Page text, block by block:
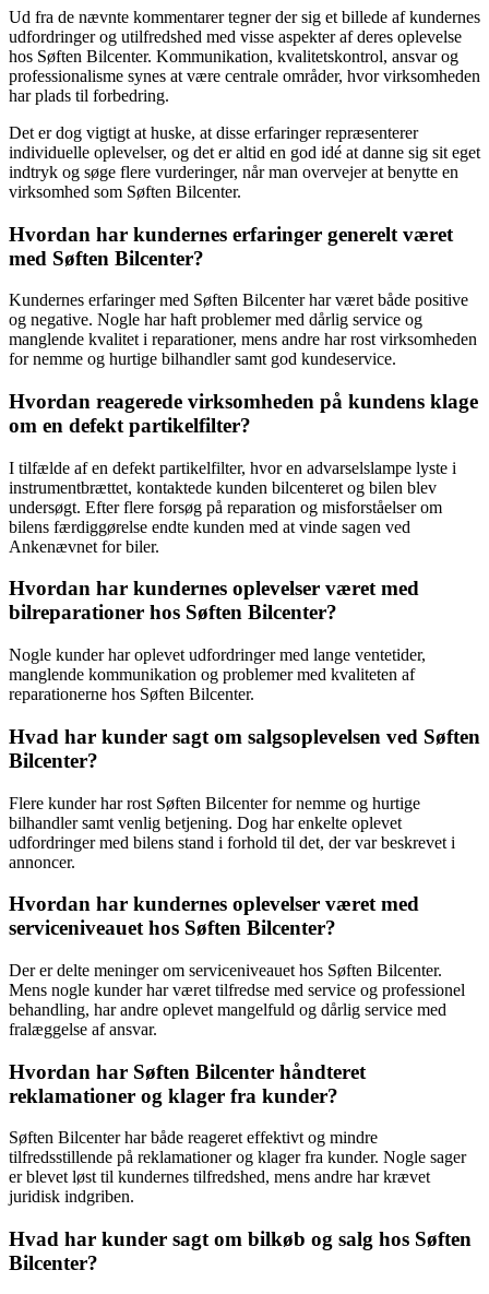
Ud fra de nævnte kommentarer tegner der sig et billede af kundernes
udfordringer og utilfredshed med visse aspekter af deres oplevelse
hos Søften Bilcenter. Kommunikation, kvalitetskontrol, ansvar og
professionalisme synes at være centrale områder, hvor virksomheden
har plads til forbedring.
Det er dog vigtigt at huske, at disse erfaringer repræsenterer
individuelle oplevelser, og det er altid en god idé at danne sig sit eget
indtryk og søge flere vurderinger, når man overvejer at benytte en
virksomhed som Søften Bilcenter.
Hvordan har kundernes erfaringer generelt været
med Søften Bilcenter?
Kundernes erfaringer med Søften Bilcenter har været både positive
og negative. Nogle har haft problemer med dårlig service og
manglende kvalitet i reparationer, mens andre har rost virksomheden
for nemme og hurtige bilhandler samt god kundeservice.
Hvordan reagerede virksomheden på kundens klage
om en defekt partikelfilter?
I tilfælde af en defekt partikelfilter, hvor en advarselslampe lyste i
instrumentbrættet, kontaktede kunden bilcenteret og bilen blev
undersøgt. Efter flere forsøg på reparation og misforståelser om
bilens færdiggørelse endte kunden med at vinde sagen ved
Ankenævnet for biler.
Hvordan har kundernes oplevelser været med
bilreparationer hos Søften Bilcenter?
Nogle kunder har oplevet udfordringer med lange ventetider,
manglende kommunikation og problemer med kvaliteten af
reparationerne hos Søften Bilcenter.
Hvad har kunder sagt om salgsoplevelsen ved Søften
Bilcenter?
Flere kunder har rost Søften Bilcenter for nemme og hurtige
bilhandler samt venlig betjening. Dog har enkelte oplevet
udfordringer med bilens stand i forhold til det, der var beskrevet i
annoncer.
Hvordan har kundernes oplevelser været med
serviceniveauet hos Søften Bilcenter?
Der er delte meninger om serviceniveauet hos Søften Bilcenter.
Mens nogle kunder har været tilfredse med service og professionel
behandling, har andre oplevet mangelfuld og dårlig service med
fralæggelse af ansvar.
Hvordan har Søften Bilcenter håndteret
reklamationer og klager fra kunder?
Søften Bilcenter har både reageret effektivt og mindre
tilfredsstillende på reklamationer og klager fra kunder. Nogle sager
er blevet løst til kundernes tilfredshed, mens andre har krævet
juridisk indgriben.
Hvad har kunder sagt om bilkøb og salg hos Søften
Bilcenter?